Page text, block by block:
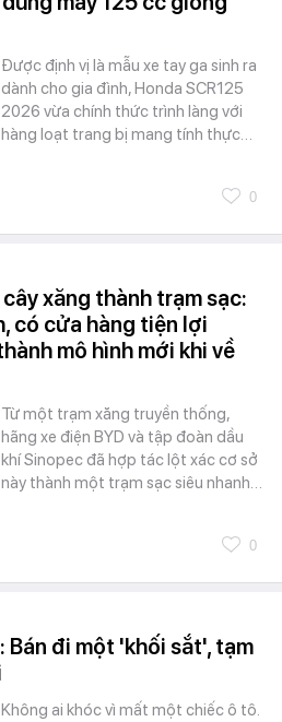
Được định vị là mẫu xe tay ga sinh ra
dành cho gia đình, Honda SCR125
2026 vừa chính thức trình làng với
hàng loạt trang bị mang tính thực…
0
xăng thành trạm sạc:
có cửa hàng tiện lợi
mô hình mới khi về
Từ một trạm xăng truyền thống,
hãng xe điện BYD và tập đoàn dầu
khí Sinopec đã hợp tác lột xác cơ sở
này thành một trạm sạc siêu nhanh…
0
Bán đi một 'khối sắt', tạm
Không ai khóc vì mất một chiếc ô tô.